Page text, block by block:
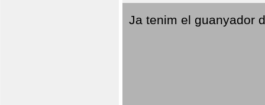
Ja tenim el guanyador